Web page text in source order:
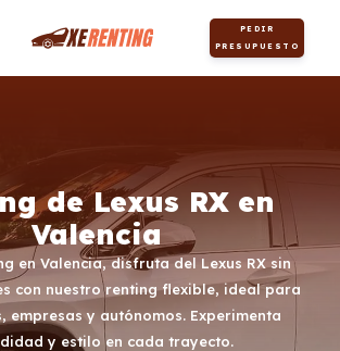
PEDIR
PRESUPUESTO
de Lexus RX en
Valencia
en Valencia, disfruta del Lexus RX sin
con nuestro renting flexible, ideal para
empresas y autónomos. Experimenta
y estilo en cada trayecto.